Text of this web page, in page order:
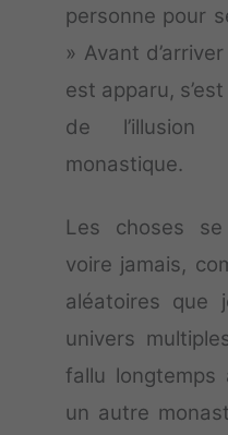
personne pour
» Avant
est apparu,
de
monastique.
Les choses
voire jamais,
aléatoires que
univers
fallu longtemps
un autre